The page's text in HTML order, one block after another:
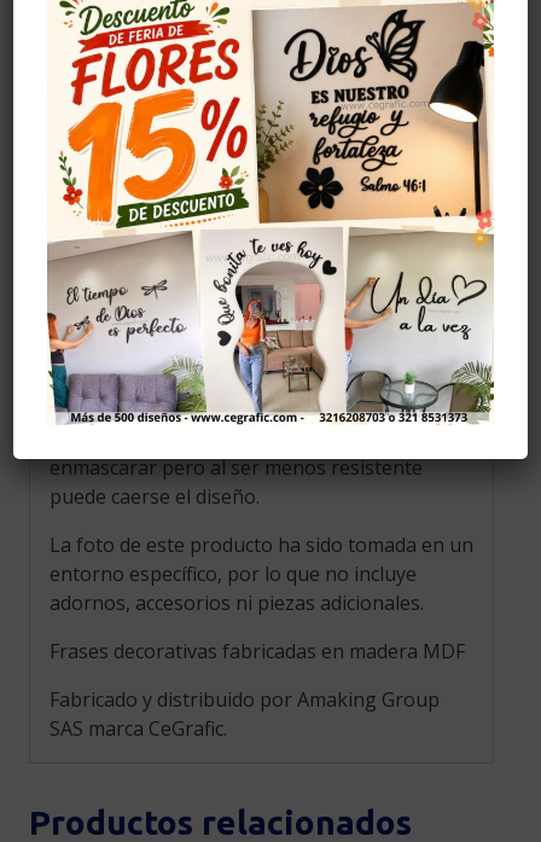
Producto elaborado en madera MDF de alta
calidad, el color se da con vinilo adhesivo, el
cual se pega a la madera antes de realizar el
corte para darle color y elegancia, el color
mostrado en la fotografía es una
aproximación al tono real.
Cuidados
Evitar golpes.
Limpiar con alcohol solo la parte del adhesivo.
Evitar la humedad.
Instalación
Se recomiendo pegar con cinta doble faz, (no
la incluye) se puede comprar en ferreterías,
enmascarar pero al ser menos resistente
puede caerse el diseño.
La foto de este producto ha sido tomada en un
entorno específico, por lo que no incluye
adornos, accesorios ni piezas adicionales.
Frases decorativas fabricadas en madera MDF
Fabricado y distribuido por Amaking Group
SAS marca CeGrafic.
Productos relacionados